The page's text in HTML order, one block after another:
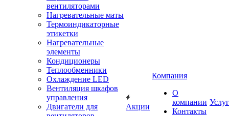
вентиляторами
Нагревательные маты
Термоиндикаторные
этикетки
Нагревательные
элементы
Кондиционеры
Теплообменники
Охлаждение LED
Вентиляция шкафов
управления
Двигатели для
Акции
Компания
О
компании
Контакты